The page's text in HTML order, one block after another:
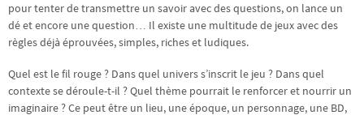
pour tenter de transmettre un savoir avec des questions, on lance un
dé et encore une question… Il existe une multitude de jeux avec des
règles déjà éprouvées, simples, riches et ludiques.
Quel est le fil rouge ? Dans quel univers s’inscrit le jeu ? Dans quel
contexte se déroule-t-il ? Quel thème pourrait le renforcer et nourrir un
imaginaire ? Ce peut être un lieu, une époque, un personnage, une BD,